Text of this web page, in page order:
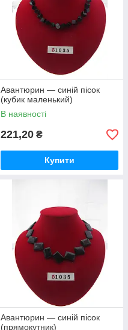
Авантюрин — синій пісок
(кубик маленький)
В наявності
221,20 ₴
Купити
Авантюрин — синій пісок
(прямокутник)